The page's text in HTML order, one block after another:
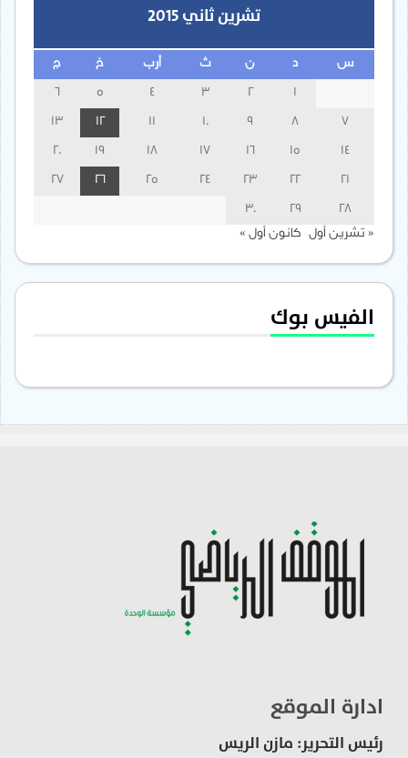
تشرين ثاني 2015
س ن ث أرب خ ج
3
13
14
15
17
18
19
20
23
24
25
27
28
29
30
« تشرين أول كانون أول »
الفيس بوك
ادارة الموقع
رئيس التحرير: مازن الريس